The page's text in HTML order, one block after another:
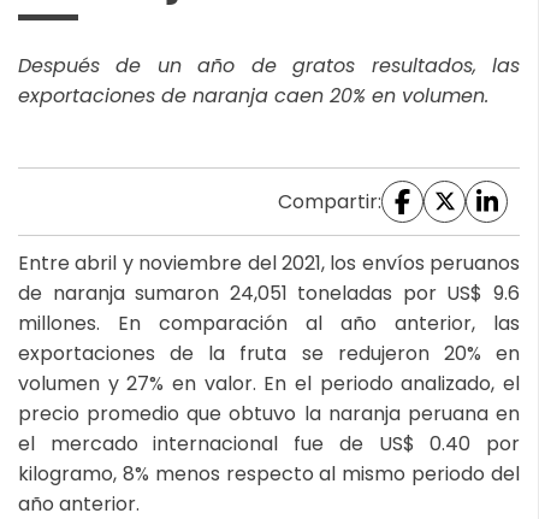
Después de un año de gratos resultados, las
exportaciones de naranja caen 20% en volumen.
Compartir:
Entre abril y noviembre del 2021, los envíos peruanos
de naranja sumaron 24,051 toneladas por US$ 9.6
millones. En comparación al año anterior, las
exportaciones de la fruta se redujeron 20% en
volumen y 27% en valor. En el periodo analizado, el
precio promedio que obtuvo la naranja peruana en
el mercado internacional fue de US$ 0.40 por
kilogramo, 8% menos respecto al mismo periodo del
año anterior.